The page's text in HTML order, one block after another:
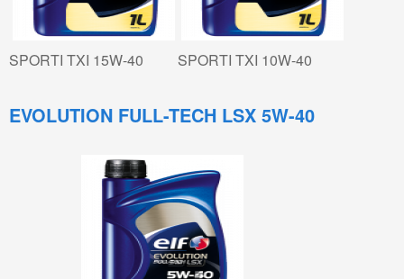
Αντιψυκτικά Υγρά
Γράσα
Λιπαντικά Βενζινοκινητήρων
Λιπαντικά Πετρελαιοκινητήρων
Βαλβολίνες
SPORTI TXI 15W-40 SPORTI TXI 10W-40
EVOLUTION FULL-TECH LSX 5W-40